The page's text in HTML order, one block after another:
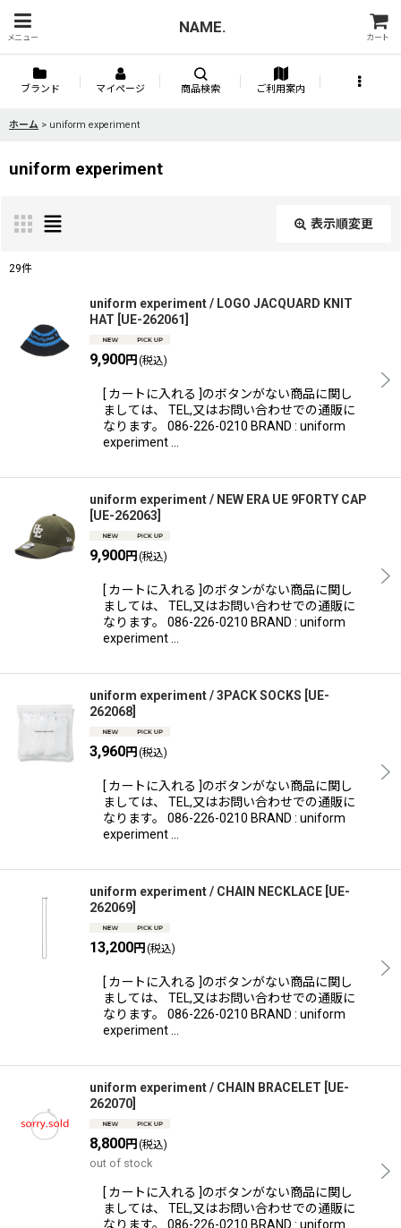
メニュー
NAME.
カート
ブランド マイページ 商品検索 ご利用案内
ホーム > uniform experiment
uniform experiment
表示順変更
並び順:
絞り込む
29件
uniform experiment / LOGO JACQUARD KNIT
HAT UE-262061
9,900円 (税込)
[ カートに入れる ]のボタンがない商品に関し
ましては、 TEL,又はお問い合わせでの通販に
なります。 086-226-0210 BRAND : uniform
experiment …
uniform experiment / NEW ERA UE 9FORTY CAP
UE-262063
9,900円 (税込)
[ カートに入れる ]のボタンがない商品に関し
ましては、 TEL,又はお問い合わせでの通販に
なります。 086-226-0210 BRAND : uniform
experiment …
uniform experiment / 3PACK SOCKS UE-
262068
3,960円 (税込)
[ カートに入れる ]のボタンがない商品に関し
ましては、 TEL,又はお問い合わせでの通販に
なります。 086-226-0210 BRAND : uniform
experiment …
uniform experiment / CHAIN NECKLACE UE-
262069
13,200円 (税込)
[ カートに入れる ]のボタンがない商品に関し
ましては、 TEL,又はお問い合わせでの通販に
なります。 086-226-0210 BRAND : uniform
experiment …
uniform experiment / CHAIN BRACELET UE-
262070
8,800円 (税込)
out of stock
[ カートに入れる ]のボタンがない商品に関し
ましては、 TEL,又はお問い合わせでの通販に
なります。 086-226-0210 BRAND : uniform